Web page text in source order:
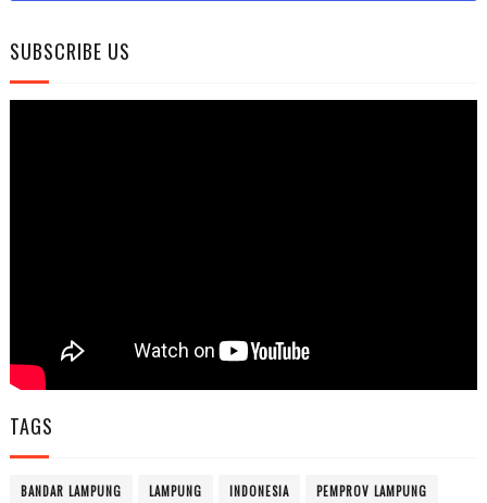
SUBSCRIBE US
TAGS
BANDAR LAMPUNG LAMPUNG INDONESIA PEMPROV LAMPUNG